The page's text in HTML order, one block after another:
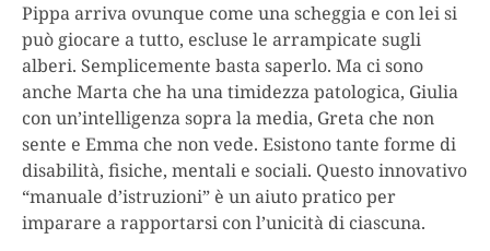
Pippa arriva ovunque come una scheggia e con lei si
può giocare a tutto, escluse le arrampicate sugli
alberi. Semplicemente basta saperlo. Ma ci sono
anche Marta che ha una timidezza patologica, Giulia
con un’intelligenza sopra la media, Greta che non
sente e Emma che non vede. Esistono tante forme di
disabilità, fisiche, mentali e sociali. Questo innovativo
“manuale d’istruzioni” è un aiuto pratico per
imparare a rapportarsi con l’unicità di ciascuna.